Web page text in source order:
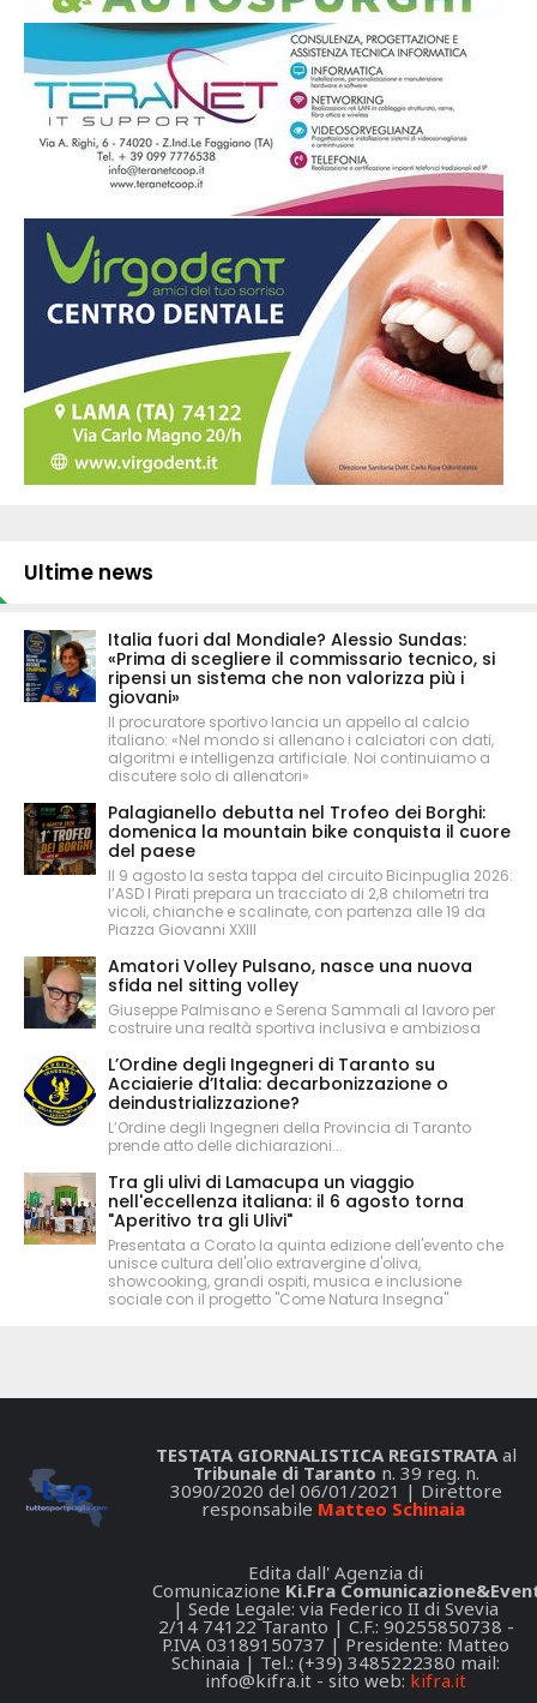
Ultime news
Italia fuori dal Mondiale? Alessio Sundas:
«Prima di scegliere il commissario tecnico, si
ripensi un sistema che non valorizza più i
giovani»
Il procuratore sportivo lancia un appello al calcio
italiano: «Nel mondo si allenano i calciatori con dati,
algoritmi e intelligenza artificiale. Noi continuiamo a
discutere solo di allenatori»
Palagianello debutta nel Trofeo dei Borghi:
domenica la mountain bike conquista il cuore
del paese
Il 9 agosto la sesta tappa del circuito Bicinpuglia 2026:
l’ASD I Pirati prepara un tracciato di 2,8 chilometri tra
vicoli, chianche e scalinate, con partenza alle 19 da
Piazza Giovanni XXIII
Amatori Volley Pulsano, nasce una nuova
sfida nel sitting volley
Giuseppe Palmisano e Serena Sammali al lavoro per
costruire una realtà sportiva inclusiva e ambiziosa
L’Ordine degli Ingegneri di Taranto su
Acciaierie d’Italia: decarbonizzazione o
deindustrializzazione?
L’Ordine degli Ingegneri della Provincia di Taranto
prende atto delle dichiarazioni...
Tra gli ulivi di Lamacupa un viaggio
nell'eccellenza italiana: il 6 agosto torna
"Aperitivo tra gli Ulivi"
Presentata a Corato la quinta edizione dell'evento che
unisce cultura dell'olio extravergine d'oliva,
showcooking, grandi ospiti, musica e inclusione
sociale con il progetto "Come Natura Insegna"
TESTATA GIORNALISTICA REGISTRATAal
Tribunale di Taranto n. 39 reg. n.
3090/2020 del 06/01/2021 | Direttore
responsabile Matteo Schinaia
Edita dall' Agenzia di
Comunicazione Ki.Fra
| Sede Legale: via Federico II di Svevia
2/14 74122 Taranto | C.F.: 90255850738 -
P.IVA 03189150737 | Presidente: Matteo
Schinaia | Tel.: (+39) 3485222380 mail:
info@kifra.it - sito web: kifra.it